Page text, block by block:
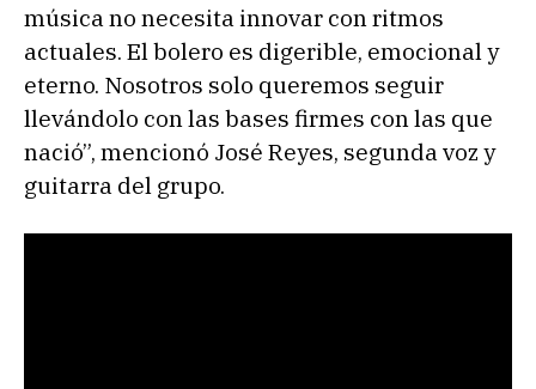
música no necesita innovar con ritmos
actuales. El bolero es digerible, emocional y
eterno. Nosotros solo queremos seguir
llevándolo con las bases firmes con las que
nació”, mencionó José Reyes, segunda voz y
guitarra del grupo.